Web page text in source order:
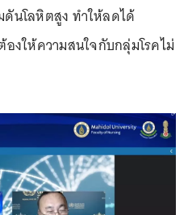
ดันโลหิตสูง ทำให้ลดได้
งให้ความสนใจกับกลุ่มโรคไม่